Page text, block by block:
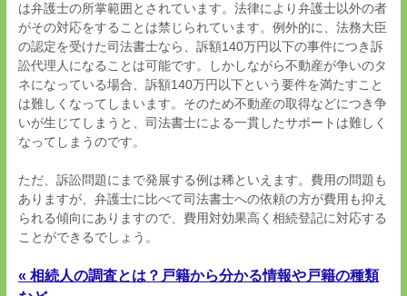
は弁護士の所掌範囲とされています。法律により弁護士以外の者
がその対応をすることは禁じられています。例外的に、法務大臣
の認定を受けた司法書士なら、訴額140万円以下の事件につき訴
訟代理人になることは可能です。しかしながら不動産が争いのタ
ネになっている場合、訴額140万円以下という要件を満たすこと
は難しくなってしまいます。そのため不動産の取得などにつき争
いが生じてしまうと、司法書士による一貫したサポートは難しく
なってしまうのです。
ただ、訴訟問題にまで発展する例は稀といえます。費用の問題も
ありますが、弁護士に比べて司法書士への依頼の方が費用も抑え
られる傾向にありますので、費用対効果高く相続登記に対応する
ことができるでしょう。
« 相続人の調査とは？戸籍から分かる情報や戸籍の種類